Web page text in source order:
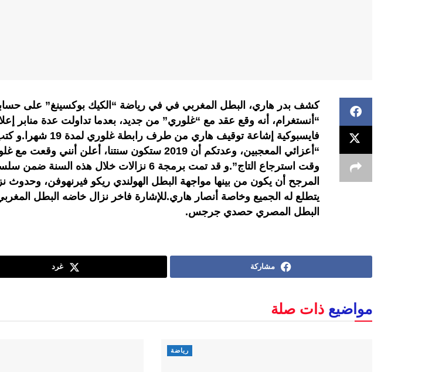
كشف بدر هاري، البطل المغربي في في رياضة “الكيك بوكسينغ” على
“أنستغرام، أنه وقع عقد مع “غلوري” من جديد، بعدما تداولت عدة منابر
فايسبوكية إشاعة توقيف هاري من طرف
وقت استرجاع التاج”.و قد تمت برمجة 6 نزالات خلال هذه
المرجح أن يكون من بينها مواجهة البطل الهولندي ريكو فيرنهوفن، وحدوث
يتطلع له الجميع وخاصة أنصار هاري.للإشارة فاخر نزال خاضه البطل
البطل المصري حصدي جرجس.
مشاركة غرد
مواضيع ذات صلة
رياضة